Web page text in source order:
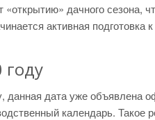
дачного сезона,
активная подготовка
году
данная дата уже объявлена
календарь. Такое